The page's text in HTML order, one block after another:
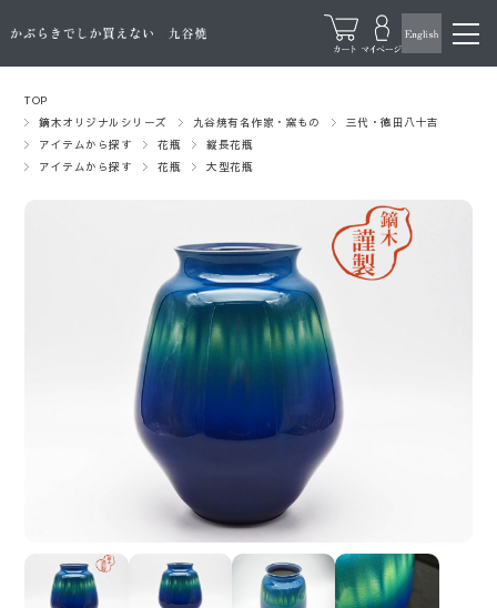
TOP
鏑木オリジナルシリーズ
九谷焼有名作家・窯もの
三代・徳田八十吉
アイテムから探す
花瓶
縦長花瓶
アイテムから探す
花瓶 大型花瓶